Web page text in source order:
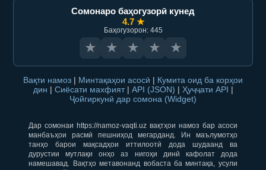
Сомонаро баҳогузорӣ кунед
4.7 ★
Баҳогузорон: 445
★ ★ ★ ★ ★
Вақти намоз | Минтақаҳои асосӣ | Кумита оид ба корҳои
дин | Сиёсати махфият | API (JSON) | Ҳуҷҷати API |
Ҷойгиркунӣ дар сомона (Widget)
Дар сомонаи https://namoz-vaqti.uz вақтҳои намоз бар асоси
манбаъҳои расмӣ пешниҳод мегарданд. Ин маълумотҳо
танҳо барои мақсадҳои иттилоотӣ дода шудаанд ва
дурустии мутлақи онҳо аз нигоҳи динӣ кафолат дода
намешавад. Вақтҳо метавонанд вобаста ба минтақа, усули